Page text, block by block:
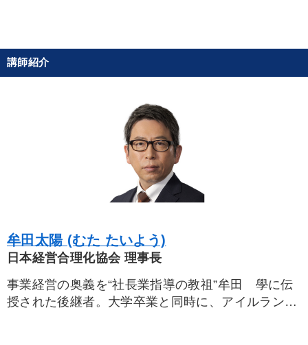
ブランディング サービス 金融 FCビジネス
インフレ対策・値上げ 商品開発 松下幸之助
いい会社 企業成長
資産運用
※「更新」を押すと「タグ・キーワード」を更新いただけます。
講師紹介
牟田太陽 (むた たいよう)
日本経営合理化協会 理事長
事業経営の奥義を“社長業指導の教祖”牟田 學に伝
授された後継者。大学卒業と同時に、アイルランド